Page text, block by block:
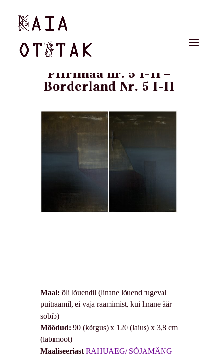
Piirimaa nr. 5 I-II –
Borderland Nr. 5 I-II
Maal: õli lõuendil (linane lõuend tugeval
puitraamil, ei vaja raamimist, kui linane äär
sobib)
Mõõdud: 90 (kõrgus) x 120 (laius) x 3,8 cm
(läbimõõt)
Maaliseeriast RAHUAEG/ SÕJAMÄNG